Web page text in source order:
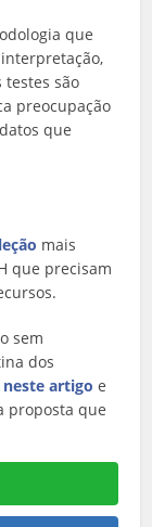
que
testes são
preocupação
que
mais
que precisam
sem
dos
neste artigoe
proposta que